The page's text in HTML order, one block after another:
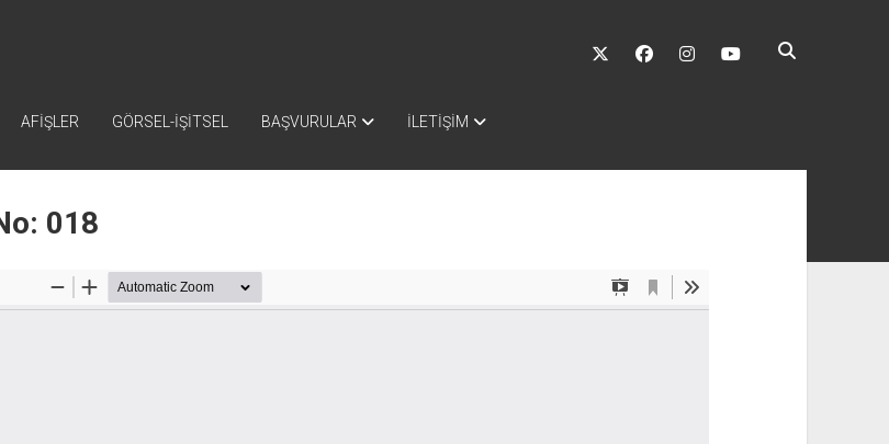
twitter facebookinstagramyoutube
AFİŞLER GÖRSEL-İŞİTSEL BAŞVURULAR İLETİŞİM
018